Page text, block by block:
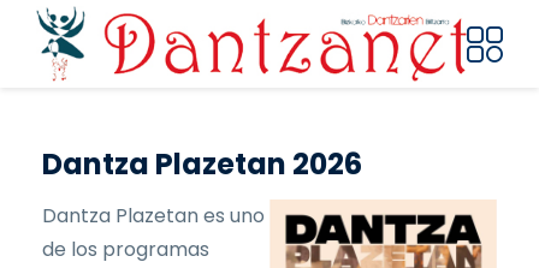
Pasar al contenido principal
Dantza Plazetan 2026
Dantza Plazetan es uno
de los programas